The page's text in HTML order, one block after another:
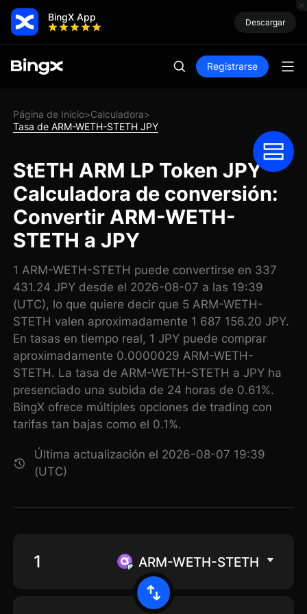
BingX App Descargar
Registrarse
Página de Inicio>Calculadora>
Tasa de ARM-WETH-STETH JPY
StETH ARM LP Token JPY
Calculadora de conversión:
Convertir ARM-WETH-
STETH a JPY
1 ARM-WETH-STETH puede convertirse en 337
431.24 JPY desde el 2026-08-07 a las 19:39
(UTC), lo que quiere decir que 5 ARM-WETH-
STETH valen aproximadamente 1 687 156.20 JPY.
En tasas en tiempo real, 1 JPY puede comprar
aproximadamente 0.0000029 ARM-WETH-
STETH. La tasa de ARM-WETH-STETH a JPY ha
presenciado una subida de 24 horas de 0.61%.
BingX ofrece múltiples opciones de trading con
tarifas tan bajas como el 0.1%.
Última actualización el 2026-08-07 19:39
(UTC)
ARM-WETH-STETH